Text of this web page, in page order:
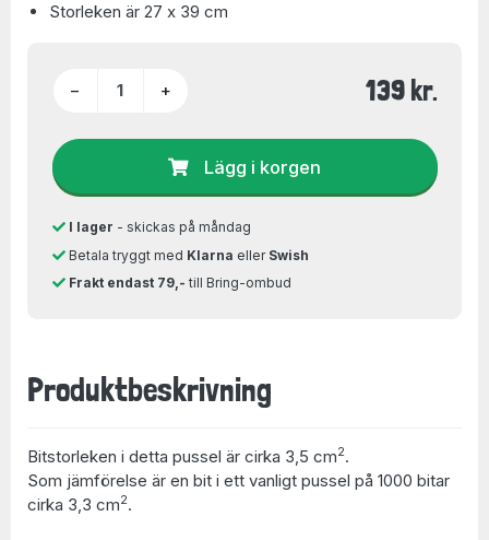
Storleken är 27 x 39 cm
− + 139 kr.
Lägg i korgen
I lager - skickas på måndag
Betala tryggt med Klarna eller Swish
Frakt endast 79,- till Bring-ombud
Produktbeskrivning
Bitstorleken i detta pussel är cirka 3,5 cm2.
Som jämförelse är en bit i ett vanligt pussel på 1000 bitar
cirka 3,3 cm2.